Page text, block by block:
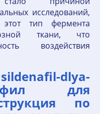
исследований,
тип фермента
ткани, что
воздействия
dlya-
для
по